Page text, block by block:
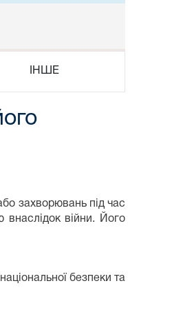
ІНШЕ
захворювань під час
внаслідок війни. Його
безпеки та